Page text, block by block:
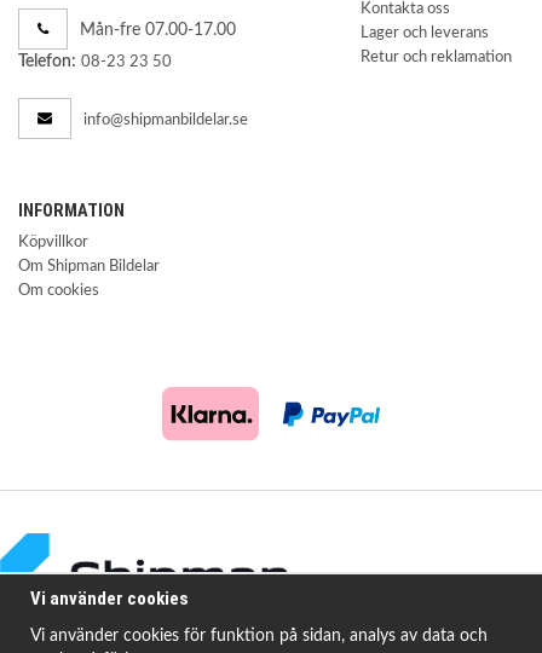
Mån-fre 07.00-17.00
Telefon: 08-23 23 50
info@shipmanbildelar.se
Kontakta oss
Lager och leverans
Retur och reklamation
INFORMATION
Köpvillkor
Om Shipman Bildelar
Om cookies
Vi använder cookies
Vi använder cookies för funktion på sidan, analys av data och